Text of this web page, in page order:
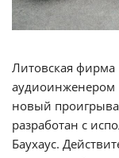
Литовская
аудиоинженером
новый
разработан с
Баухаус.